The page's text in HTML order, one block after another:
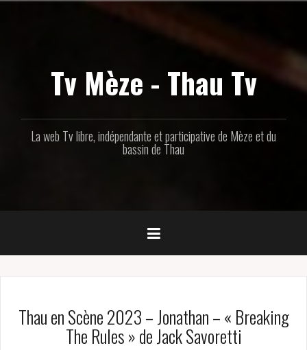
Tv Mèze - Thau Tv
La web Tv libre, indépendante et participative de Mèze et du
bassin de Thau
Thau en Scène 2023 – Jonathan – « Breaking
The Rules » de Jack Savoretti